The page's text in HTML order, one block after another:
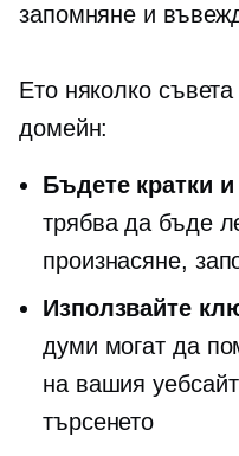
запомняне и
Ето няколко
домейн:
Бъдете кратки
трябва да бъде
произнасяне,
Използвайте
думи могат да
на вашия
търсенето